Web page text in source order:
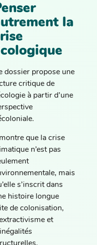
la
dossier propose une
critique de
à partir d’une
que la crise
n’est pas
mais
s’inscrit dans
histoire longue
de colonisation,
et